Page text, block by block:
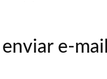
e-